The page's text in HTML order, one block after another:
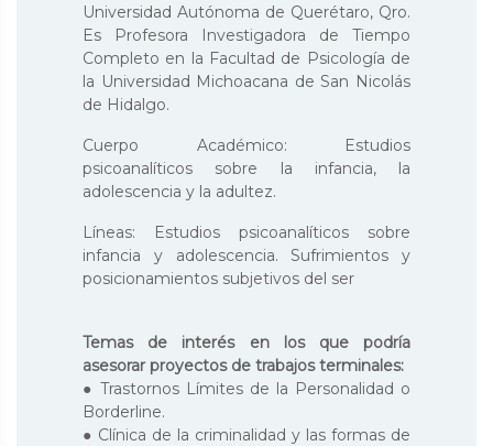
Universidad Autónoma de Querétaro, Qro.
Es Profesora Investigadora de Tiempo
Completo en la Facultad de Psicología de
la Universidad Michoacana de San Nicolás
de Hidalgo.
Cuerpo Académico: Estudios
psicoanalíticos sobre la infancia, la
adolescencia y la adultez.
Líneas: Estudios psicoanalíticos sobre
infancia y adolescencia. Sufrimientos y
posicionamientos subjetivos del ser
Temas de interés en los que podría
asesorar proyectos de trabajos terminales:
● Trastornos Límites de la Personalidad o
Borderline.
● Clínica de la criminalidad y las formas de